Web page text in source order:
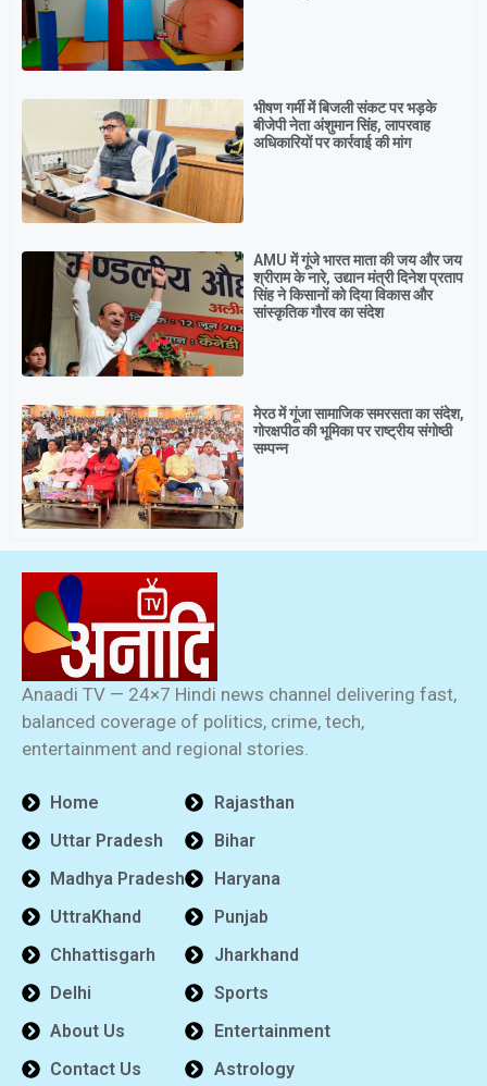
भीषण गर्मी में बिजली संकट पर भड़के
बीजेपी नेता अंशुमान सिंह, लापरवाह
अधिकारियों पर कार्रवाई की मांग
AMU में गूंजे भारत माता की जय और जय
श्रीराम के नारे, उद्यान मंत्री दिनेश प्रताप
सिंह ने किसानों को दिया विकास और
सांस्कृतिक गौरव का संदेश
मेरठ में गूंजा सामाजिक समरसता का संदेश,
गोरक्षपीठ की भूमिका पर राष्ट्रीय संगोष्ठी
सम्पन्न
Anaadi TV — 24×7 Hindi news channel delivering fast,
balanced coverage of politics, crime, tech,
entertainment and regional stories.
Home
Uttar Pradesh
Madhya Pradesh
UttraKhand
Chhattisgarh
Delhi
About Us
Contact Us
Rajasthan
Bihar
Haryana
Punjab
Jharkhand
Sports
Entertainment
Astrology